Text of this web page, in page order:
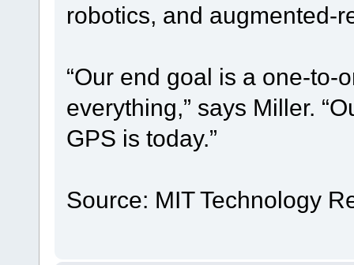
robotics, and augmented-
“Our end goal is a one-to-
everything,” says Miller.
GPS is today.”
Source: MIT Technology